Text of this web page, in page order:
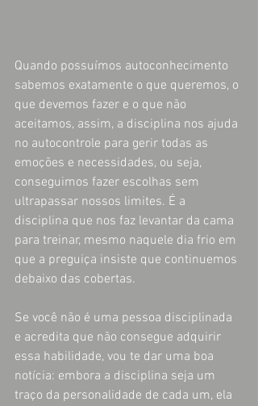
Quando possuímos autoconhecimento
sabemos exatamente o que queremos, o
que devemos fazer e o que não
aceitamos, assim, a disciplina nos ajuda
no autocontrole para gerir todas as
emoções e necessidades, ou seja,
conseguimos fazer escolhas sem
ultrapassar nossos limites. É a
disciplina que nos faz levantar da cama
para treinar, mesmo naquele dia frio em
que a preguiça insiste que continuemos
debaixo das cobertas.
Se você não é uma pessoa disciplinada
e acredita que não consegue adquirir
essa habilidade, vou te dar uma boa
notícia: embora a disciplina seja um
traço da personalidade de cada um, ela